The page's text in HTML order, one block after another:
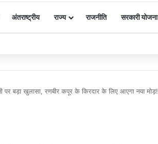
अंतराष्ट्रीय राज्य राजनीति सरकारी योजना
राय की जयंती पर किया नमन
पर बड़ा खुलासा, रणबीर कपूर के किरदार के लिए आएगा नया मोड़!